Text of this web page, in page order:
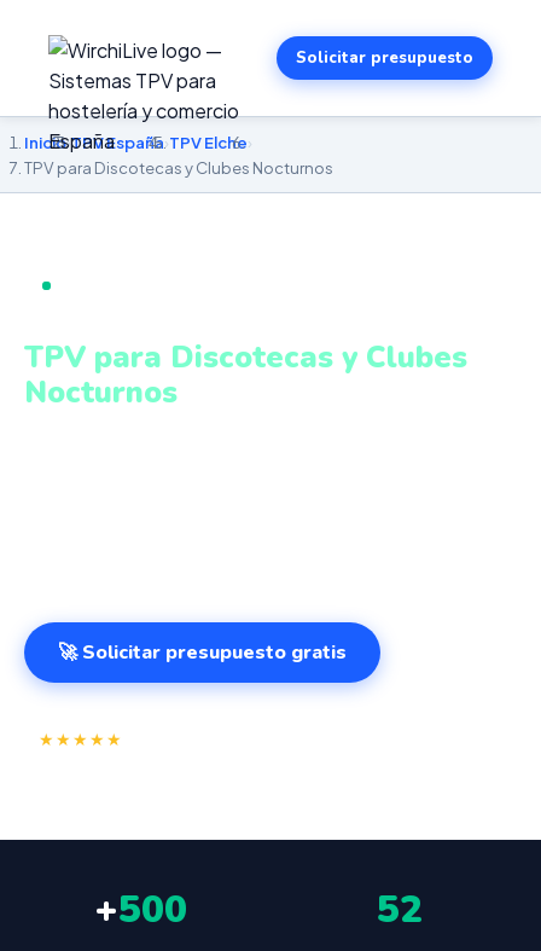
Solicitar presupuesto
Inicio›TPV España›TPV Elche›
TPV para Discotecas y Clubes Nocturnos
TPV para Discotecas y Clubes
Nocturnos
🚀 Solicitar presupuesto gratis
★★★★★
+500 52